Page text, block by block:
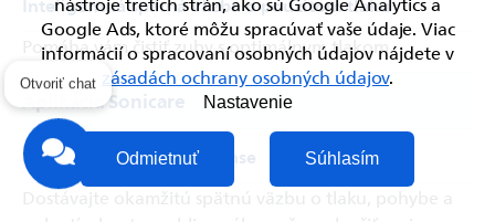
Google Ads, ktoré môžu spracúvať vaše údaje. Viac
informácií o spracovaní osobných údajov nájdete v
zásadách ochrany osobných údajov.
Nastavenie
Odmietnuť Súhlasím
Pomáha vám čistiť zuby s optimálnym tlakom
Aplikácia Sonicare
Poradenstvo v reálnom čase
Dostávajte okamžitú spätnú väzbu o tlaku, pohybe a